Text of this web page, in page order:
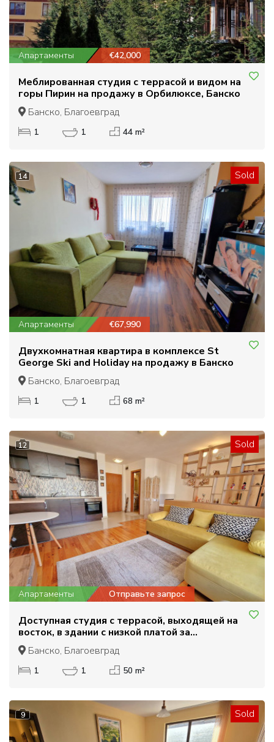
Апартаменты €42,000
Меблированная студия с террасой и видом на
горы Пирин на продажу в Орбилюксе, Банско
Банско, Благоевград
1 1 44 m²
14 Sold
Апартаменты €67,990
Двухкомнатная квартира в комплексе St
George Ski and Holiday на продажу в Банско
Банско, Благоевград
1 1 68 m²
12 Sold
Апартаменты Отправьте запрос
Доступная студия с террасой, выходящей на
восток, в здании с низкой платой за
обслуживание на продажу в Банско
Банско, Благоевград
1 1 50 m²
9 Sold